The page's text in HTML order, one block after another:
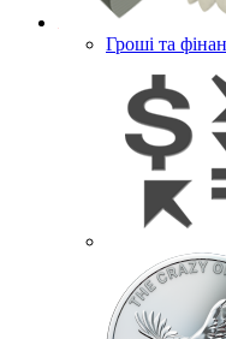
Гроші та